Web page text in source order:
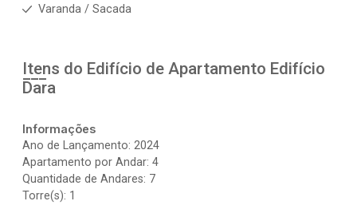
Varanda / Sacada
Itens do Edifício de Apartamento Edifício
Dara
Informações
Ano de Lançamento: 2024
Apartamento por Andar: 4
Quantidade de Andares: 7
Torre(s): 1